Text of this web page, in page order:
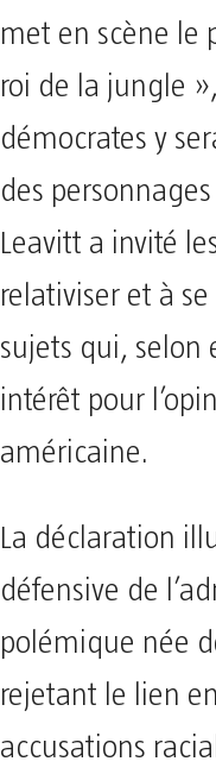
met en scène le
roi de la jungle
démocrates y
des
Leavitt a invité
relativiser et à
sujets qui, selon
intérêt pour
américaine.
La déclaration
défensive de
polémique née
rejetant le lien
accusations